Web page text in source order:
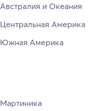
Австралия и Океания
Центральная Америка
Южная Америка
Мартиника